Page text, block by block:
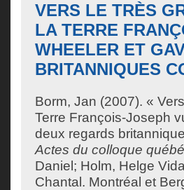
VERS LE TRÈS
LA TERRE
WHEELER ET
BRITANNIQUES
Borm, Jan (2007). «
Terre François-Joseph
deux regards
Actes du colloque
Daniel ; Holm, Helge
Chantal . Montréal et